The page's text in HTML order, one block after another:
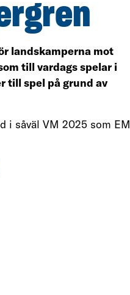
landskamperna mot
till vardags spelar i
till spel på grund av
i såväl VM 2025 som EM